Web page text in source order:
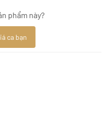
phẩm này?
ca bạn